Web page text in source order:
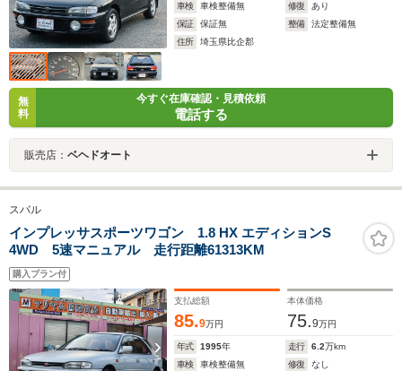
車検
車検整備無 修復
あり
保証
保証無 整備
法定整備無
住所
埼玉県比企郡
無
料
今すぐ在庫確認・見積依頼
電話する
販売店： ベヘドオート
スバル
インプレッサスポーツワゴン 1.8 HX エディションS
4WD 5速マニュアル 走行距離61313KM
購入プラン付
支払総額
85.9万円
本体価格
75.9万円
年式 1995年 走行 6.2万km
車検
車検整備無 修復
なし